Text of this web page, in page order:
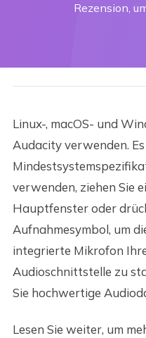
Rezension,
Linux-, macOS- und
Audacity verwenden.
verwenden, ziehen Sie
Hauptfenster oder
Aufnahmesymbol, um
integrierte Mikrofon
Audioschnittstelle zu
Sie hochwertige
Lesen Sie weiter, um